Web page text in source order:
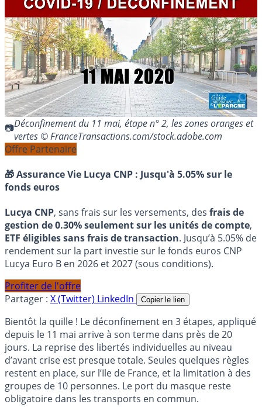
Déconfinement du 11 mai, étape n° 2, les zones oranges et
vertes © FranceTransactions.com/stock.adobe.com
Offre Partenaire
🎁 Assurance Vie Lucya CNP : Jusqu'à 5.05% sur le
fonds euros
Lucya CNP, sans frais sur les versements, des frais de
gestion de 0.30% seulement sur les unités de compte,
ETF éligibles sans frais de transaction. Jusqu’à 5.05% de
rendement sur la part investie sur le fonds euros CNP
Lucya Euro B en 2026 et 2027 (sous conditions).
Profiter de l'offre
Partager : X (Twitter) LinkedIn Copier le lien
Bientôt la quille ! Le déconfinement en 3 étapes, appliqué
depuis le 11 mai arrive à son terme dans près de 20
jours. La reprise des libertés individuelles au niveau
d’avant crise est presque totale. Seules quelques règles
restent en place, sur l’Ile de France, et la limitation à des
groupes de 10 personnes. Le port du masque reste
obligatoire dans les transports en commun.